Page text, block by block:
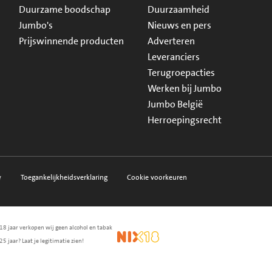
Duurzame boodschap
Jumbo's
Prijswinnende producten
Duurzaamheid
Nieuws en pers
Adverteren
Leveranciers
Terugroepacties
Werken bij Jumbo
Jumbo België
Herroepingsrecht
Toegankelijkheidsverklaring Cookie voorkeuren
jaar verkopen wij geen alcohol en tabak
jaar? Laat je legitimatie zien!
NIX18